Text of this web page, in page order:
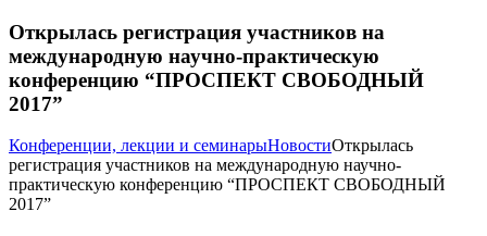
Открылась регистрация участников на
международную научно-практическую
конференцию “ПРОСПЕКТ СВОБОДНЫЙ
2017”
Конференции, лекции и семинарыНовостиОткрылась
регистрация участников на международную научно-
практическую конференцию “ПРОСПЕКТ СВОБОДНЫЙ
2017”